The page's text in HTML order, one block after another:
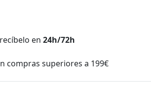
en 24h/72h
compras superiores a 199€